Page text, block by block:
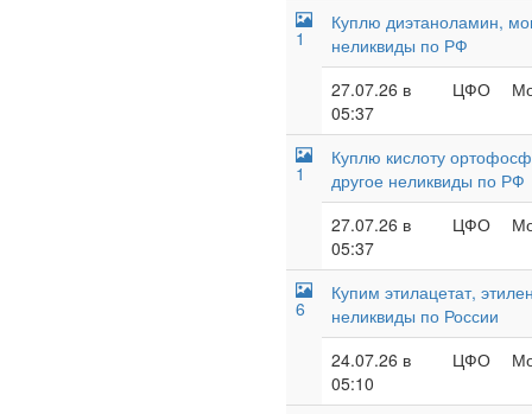
1
Куплю диэтаноламин,
неликвиды по РФ
27.07.26 в
05:37
ЦФО
1
Куплю кислоту
другое неликвиды по РФ
27.07.26 в
05:37
ЦФО
6
Купим этилацетат,
неликвиды по России
24.07.26 в
05:10
ЦФО